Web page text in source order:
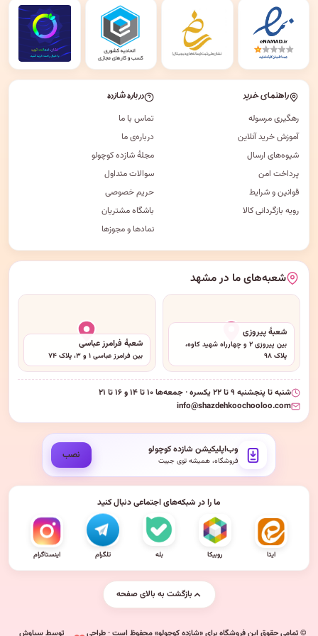
راهنمای خرید
رهگیری مرسوله
آموزش خرید آنلاین
شیوه‌های ارسال
پرداخت امن
قوانین و شرایط
رویه بازگردانی کالا
درباره شازده
تماس با ما
درباره‌ی ما
مجلهٔ شازده کوچولو
سوالات متداول
حریم خصوصی
باشگاه مشتریان
نمادها و مجوزها
شعبه‌های ما در مشهد
شعبهٔ پیروزی
بین پیروزی ۲ و چهارراه شهید کاوه،
پلاک ۹۸
شعبهٔ فرامرز عباسی
بین فرامرز عباسی ۱ و ۳، پلاک ۷۴
شنبه تا پنجشنبه ۹ تا ۲۲ یکسره · جمعه‌ها ۱۰ تا ۱۴ و ۱۶ تا ۲۱
info@shazdehkoochooloo.com
وب‌اپلیکیشن شازده کوچولو
فروشگاه، همیشه توی جیبت نصب
ما را در شبکه‌های اجتماعی دنبال کنید
ایتا روبیکا بله تلگرام اینستاگرام
بازگشت به بالای صفحه
© تمامی حقوق این فروشگاه برای «شازده کوچولو» محفوظ است · طراحی توسط سیاوش